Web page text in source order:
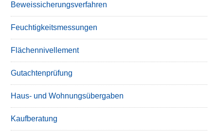
Beweissicherungsverfahren
Feuchtigkeitsmessungen
Flächennivellement
Gutachtenprüfung
Haus- und Wohnungsübergaben
Kaufberatung